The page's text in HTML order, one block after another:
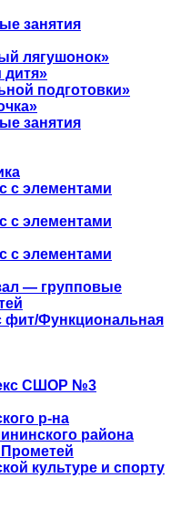
занятия
лягушонок»
дитя»
подготовки»
занятия
с элементами
с элементами
с элементами
— групповые
фит/Функциональная
СШОР №3
р-на
района
культуре и спорту